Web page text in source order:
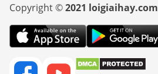
Copyright ©2021 loigiaihay.com